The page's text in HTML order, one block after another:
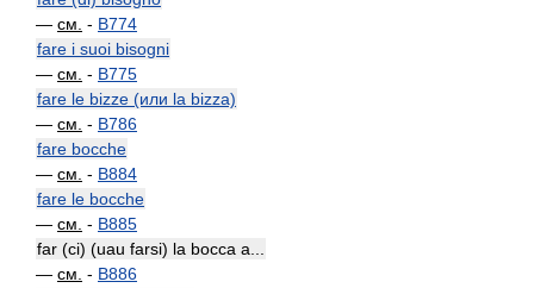
— см. - B774
fare i suoi bisogni
— см. - B775
fare le bizze (или la bizza)
— см. - B786
fare bocche
— см. - B884
fare le bocche
— см. - B885
far (ci) (uau farsi) la bocca a...
— см. - B886